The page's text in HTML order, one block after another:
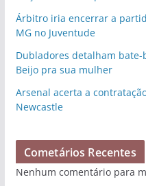
Árbitro iria encerrar a
MG no Juventude
Dubladores detalham
Beijo pra sua mulher
Arsenal acerta a
Newcastle
Cometários Recentes
Nenhum comentário para